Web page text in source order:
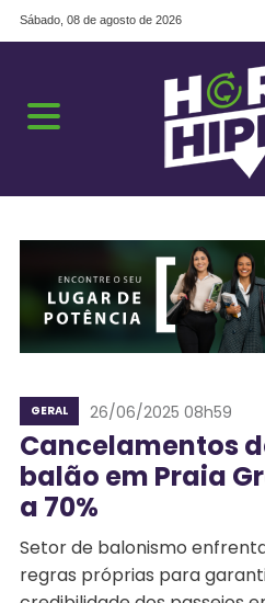
Sábado, 08 de agosto de 2026
GERAL 26/06/2025 08h59
Cancelamentos
balão em Praia
a 70%
Setor de balonismo
regras próprias para